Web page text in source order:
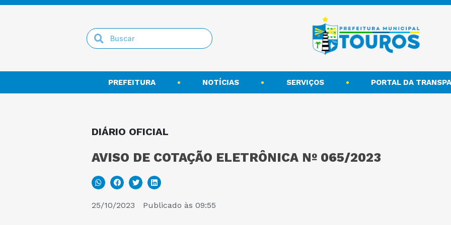
PREFEITURA NOTÍCIAS SERVIÇOS PORTAL DA
DIÁRIO OFICIAL
AVISO DE COTAÇÃO ELETRÔNICA Nº 065/2023
25/10/2023 Publicado às 09:55